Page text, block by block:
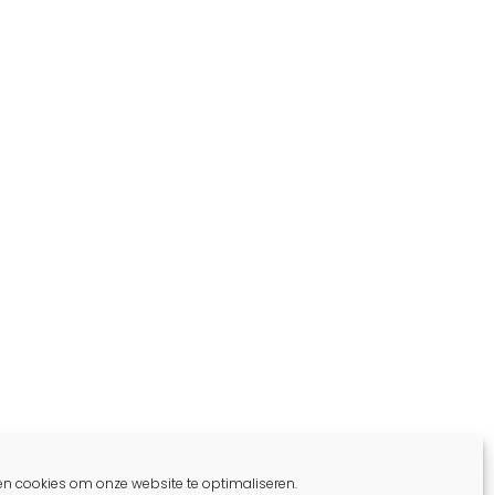
cookies om onze website te optimaliseren.